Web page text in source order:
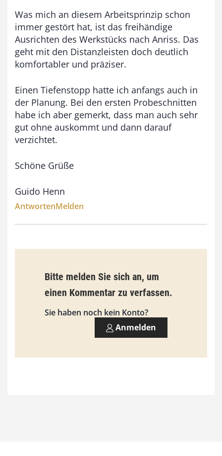
Was mich an diesem Arbeitsprinzip schon
immer gestört hat, ist das freihändige
Ausrichten des Werkstücks nach Anriss. Das
geht mit den Distanzleisten doch deutlich
komfortabler und präziser.
Einen Tiefenstopp hatte ich anfangs auch in
der Planung. Bei den ersten Probeschnitten
habe ich aber gemerkt, dass man auch sehr
gut ohne auskommt und dann darauf
verzichtet.
Schöne Grüße
Guido Henn
AntwortenMelden
Bitte melden Sie sich an, um
einen Kommentar zu verfassen.
Sie haben noch kein Konto?
Anmelden